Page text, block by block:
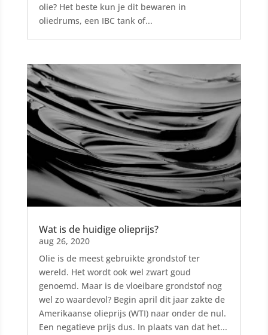
olie? Het beste kun je dit bewaren in
oliedrums, een IBC tank of...
Wat is de huidige olieprijs?
aug 26, 2020
Olie is de meest gebruikte grondstof ter
wereld. Het wordt ook wel zwart goud
genoemd. Maar is de vloeibare grondstof nog
wel zo waardevol? Begin april dit jaar zakte de
Amerikaanse olieprijs (WTI) naar onder de nul.
Een negatieve prijs dus. In plaats van dat het...